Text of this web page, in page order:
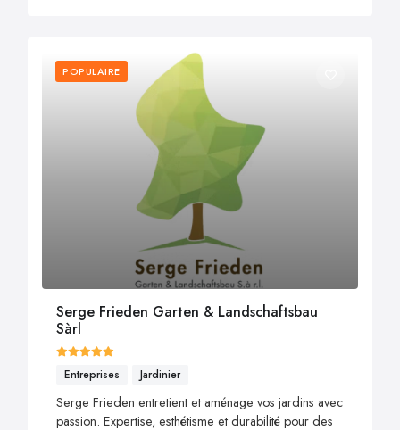
POPULAIRE
Serge Frieden Garten & Landschaftsbau
Sàrl
Entreprises Jardinier
Serge Frieden entretient et aménage vos jardins avec
passion. Expertise, esthétisme et durabilité pour des